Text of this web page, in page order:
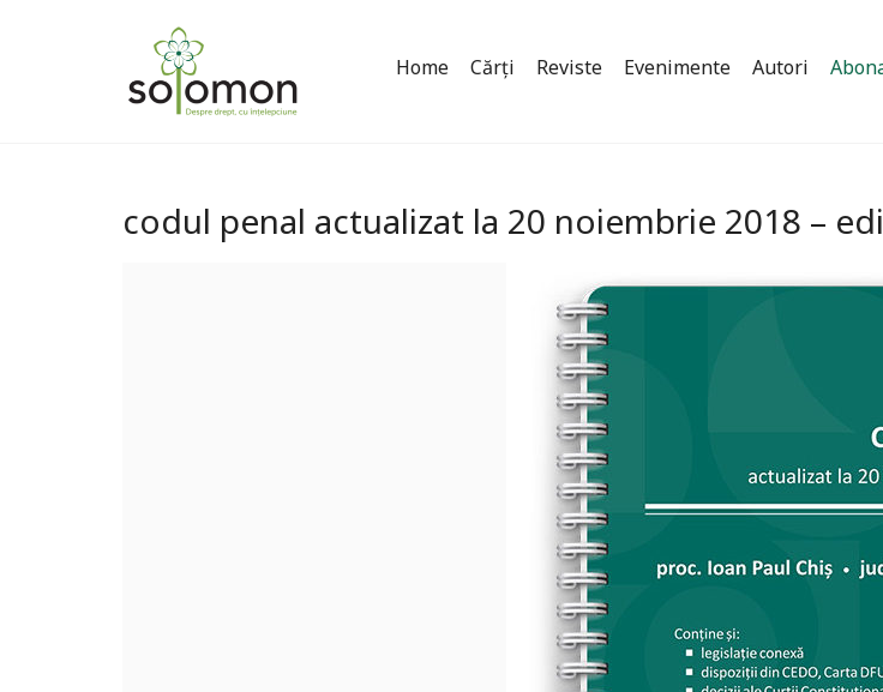
Home Cărți Reviste Evenimente Autori
codul penal actualizat la 20 noiembrie 2018 –